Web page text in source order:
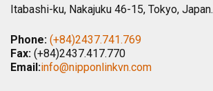
Itabashi-ku, Nakajuku 46-15, Tokyo, Japan.
Phone: (+84)2437.741.769
Fax: (+84)2437.417.770
Email:info@nipponlinkvn.com